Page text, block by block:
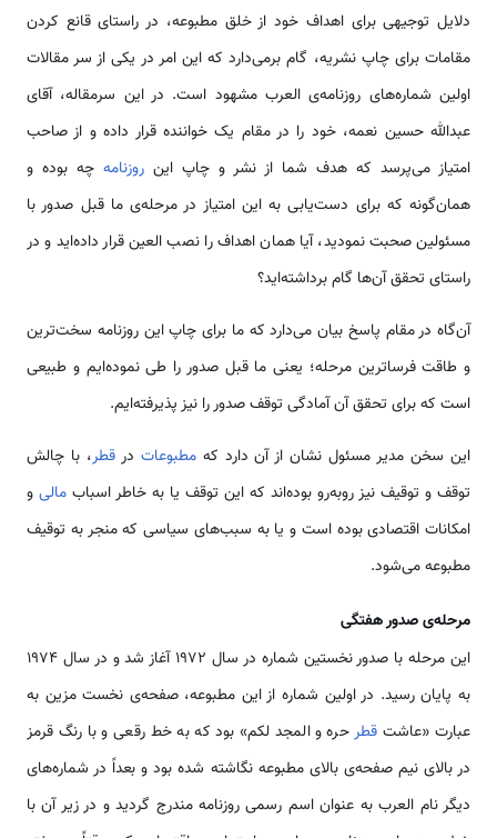
دلایل توجیهی برای اهداف خود از خلق مطبوعه، در راستای قانع كردن
مقامات برای چاپ نشریه، گام برمی‌دارد که این امر در یکی از سر مقالات
اولین شماره‌های روزنامه‌ی العرب مشهود است. در این سرمقاله، آقای
عبدالله حسین نعمه، خود را در مقام یک خواننده قرار داده و از صاحب
امتیاز می‌پرسد که هدف شما از نشر و چاپ این روزنامه چه بوده و
همان‌گونه که برای دست‌یابی به این امتیاز در مرحله‌ی ما قبل صدور با
مسئولین صحبت نمودید، آیا همان اهداف را نصب العین قرار داده‌اید و در
راستای تحقق آن‌ها گام برداشته‌اید؟
آن‌گاه در مقام پاسخ بیان می‌دارد که ما برای چاپ این روزنامه سخت‌ترین
و طاقت فرسا‌ترین مرحله؛ یعنی ما قبل صدور را طی نموده‌ایم و طبیعی
است که برای تحقق آن آمادگی توقف صدور را نیز پذیرفته‌ایم.
این سخن مدیر مسئول نشان از آن دارد کهمطبوعات درقطر، با چالش
توقف و توقیف نیز روبه‌رو بوده‌اند که این توقف یا به خاطر اسباب مالی و
امکانات اقتصادی بوده است و یا به سبب‌های سیاسی که منجر به توقیف
مطبوعه می‌شود.
مرحله‌ی صدور هفتگی
این مرحله با صدور نخستین شماره در سال 1972 آغاز شد و در سال 1974
به پایان رسید. در اولین شماره از این مطبوعه، صفحه‌ی نخست مزین به
عبارت «عاشت قطرحره و المجد لکم» بود که به خط رقعی و با رنگ قرمز
در بالای نیم صفحه‌ی بالای مطبوعه نگاشته شده بود و بعداً در شماره‌های
دیگر نام العرب به عنوان اسم رسمی‌ روزنامه مندرج گردید و در زیر آن با